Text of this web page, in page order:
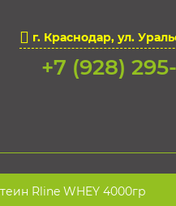
г. Краснодар, ул.
+7 (928)
Rline WHEY 4000гр